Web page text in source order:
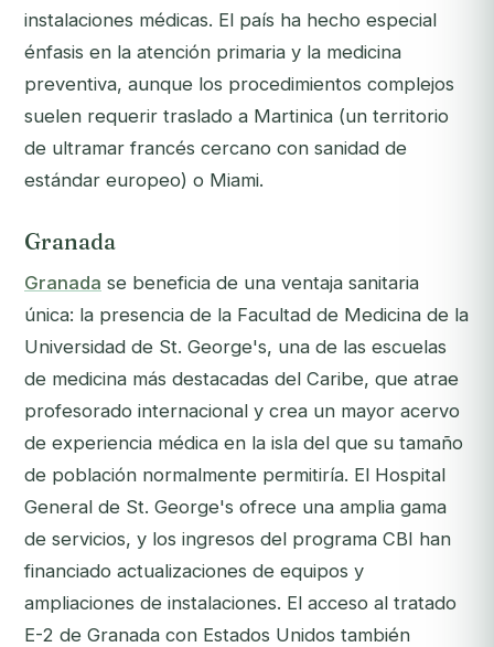
instalaciones médicas. El país ha hecho especial
énfasis en la atención primaria y la medicina
preventiva, aunque los procedimientos complejos
suelen requerir traslado a Martinica (un territorio
de ultramar francés cercano con sanidad de
estándar europeo) o Miami.
Granada
Granada se beneficia de una ventaja sanitaria
única: la presencia de la Facultad de Medicina de la
Universidad de St. George's, una de las escuelas
de medicina más destacadas del Caribe, que atrae
profesorado internacional y crea un mayor acervo
de experiencia médica en la isla del que su tamaño
de población normalmente permitiría. El Hospital
General de St. George's ofrece una amplia gama
de servicios, y los ingresos del programa CBI han
financiado actualizaciones de equipos y
ampliaciones de instalaciones. El acceso al tratado
E-2 de Granada con Estados Unidos también